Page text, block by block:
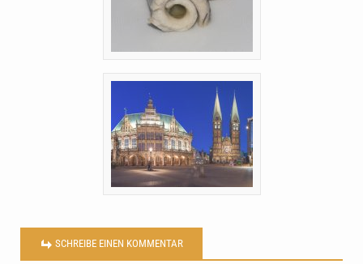
SCHREIBE EINEN KOMMENTAR